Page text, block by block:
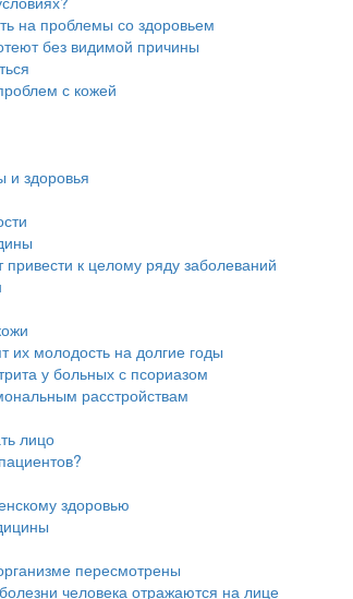
на проблемы со здоровьем
без видимой причины
с кожей
и здоровья
к целому ряду заболеваний
их молодость на долгие годы
у больных с псориазом
расстройствам
лицо
здоровью
пересмотрены
человека отражаются на лице